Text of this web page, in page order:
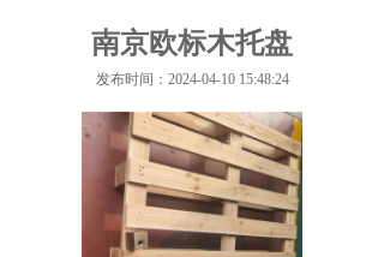
南京欧标木托盘
发布时间：2024-04-10 15:48:24